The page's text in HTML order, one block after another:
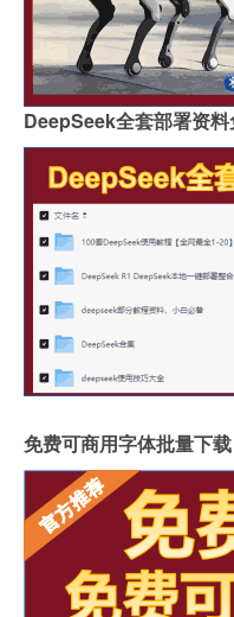
DeepSeek全套部署资
免费可商用字体批量下载